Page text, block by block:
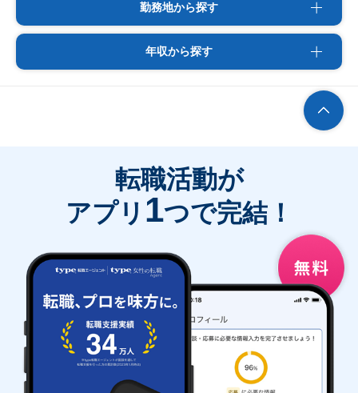
勤務地から探す
年収から探す
転職活動が
アプリ 1つで完結！